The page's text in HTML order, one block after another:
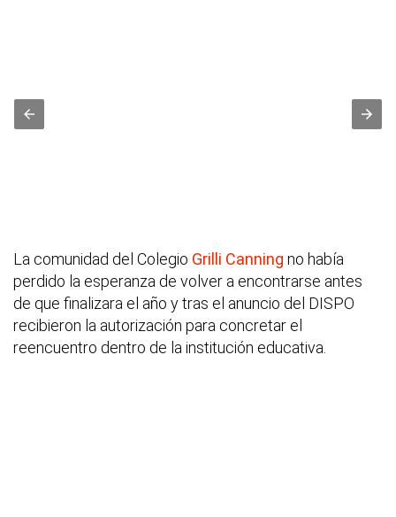
La comunidad del Colegio Grilli Canning no había
perdido la esperanza de volver a encontrarse antes
de que finalizara el año y tras el anuncio del DISPO
recibieron la autorización para concretar el
reencuentro dentro de la institución educativa.